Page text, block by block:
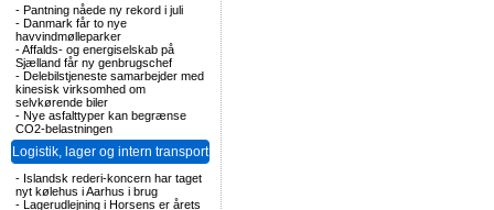
- Pantning nåede ny rekord i juli
- Danmark får to nye
havvindmølleparker
-Affalds- og energiselskab på
Sjælland får ny genbrugschef
- Delebilstjeneste samarbejder med
kinesisk virksomhed om
selvkørende biler
- Nye asfalttyper kan begrænse
CO2-belastningen
Logistik, lager og intern transport
- Islandsk rederi-koncern har taget
nyt kølehus i Aarhus i brug
- Lagerudlejning i Horsens er årets